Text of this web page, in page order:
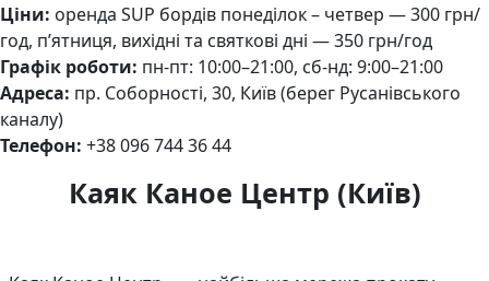
Ціни: оренда SUP бордів понеділок – четвер — 300 грн/
год, п’ятниця, вихідні та святкові дні — 350 грн/год
Графік роботи: пн-пт: 10:00–21:00, сб-нд: 9:00–21:00
Адреса: пр. Соборності, 30, Київ (берег Русанівського
каналу)
Телефон: +38 096 744 36 44
Каяк Каное Центр (Київ)